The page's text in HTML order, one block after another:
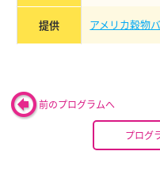
提供 アメリカ穀物
前のプログラムへ
プログ